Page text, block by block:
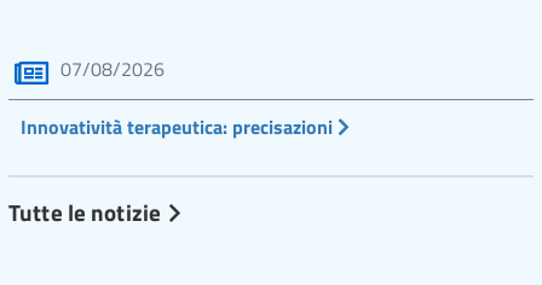
07/08/2026
Innovatività terapeutica: precisazioni
Tutte le notizie